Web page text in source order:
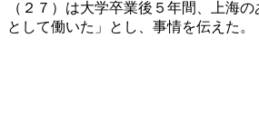
（２７）は大学卒業後５年間、上海
として働いた」とし、事情を伝えた。